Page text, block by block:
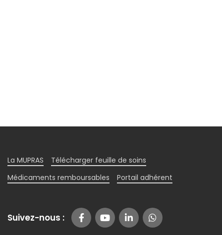
La MUPRAS
Télécharger feuille de soins
Médicaments remboursables
Portail adhérent
Suivez-nous :